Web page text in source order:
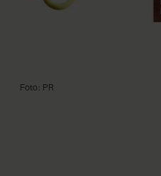
Foto: PR